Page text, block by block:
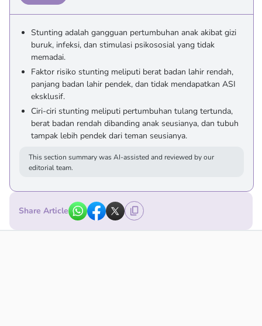
Stunting adalah gangguan pertumbuhan anak akibat gizi
buruk, infeksi, dan stimulasi psikososial yang tidak
memadai.
Faktor risiko stunting meliputi berat badan lahir rendah,
panjang badan lahir pendek, dan tidak mendapatkan ASI
eksklusif.
Ciri-ciri stunting meliputi pertumbuhan tulang tertunda,
berat badan rendah dibanding anak seusianya, dan tubuh
tampak lebih pendek dari teman seusianya.
This section summary was AI-assisted and reviewed by our
editorial team.
Share Article